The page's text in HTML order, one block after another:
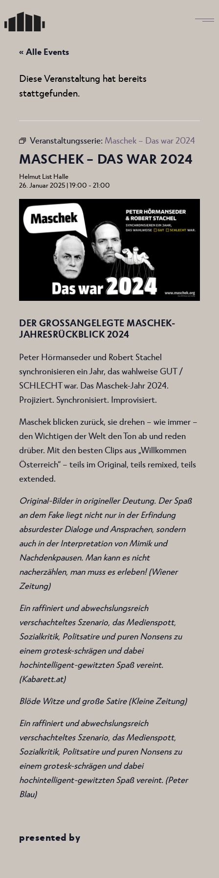
to
the
« Alle Events
Diese Veranstaltung hat bereits
stattgefunden.
Veranstaltungsserie: Maschek – Das war 2024
MASCHEK – DAS WAR 2024
Helmut List Halle
26. Januar 2025 | 19:00 -21:00
DER GROSSANGELEGTE MASCHEK-J
AHRESRÜCKBLICK 2024
Peter Hörmanseder und Robert Stachel
synchronisieren ein Jahr, das wahlweise GUT /
SCHLECHT war. Das Maschek-Jahr 2024.
Projiziert. Synchronisiert. Improvisiert.
Maschek blicken zurück, sie drehen – wie immer –
den Wichtigen der Welt den Ton ab und reden
drüber. Mit den besten Clips aus „Willkommen
Österreich“ – teils im Original, teils remixed, teils
extended.
Original-Bilder in origineller Deutung. Der Spaß
an dem Fake liegt nicht nur in der Erfindung
absurdester Dialoge und Ansprachen, sondern
auch in der Interpretation von Mimik und
Nachdenkpausen. Man kann es nicht
nacherzählen, man muss es erleben! (Wiener
Zeitung)
Ein raffiniert und abwechslungsreich
verschachteltes Szenario, das Medienspott,
Sozialkritik, Politsatire und puren Nonsens zu
einem grotesk-schrägen und dabei
hochintelligent-gewitzten Spaß vereint.
(Kabarett.at)
Blöde Witze und große Satire (Kleine Zeitung)
Ein raffiniert und abwechslungsreich
verschachteltes Szenario, das Medienspott,
Sozialkritik, Politsatire und puren Nonsens zu
einem grotesk-schrägen und dabei
hochintelligent-gewitzten Spaß vereint. (Peter
Blau)
presented by